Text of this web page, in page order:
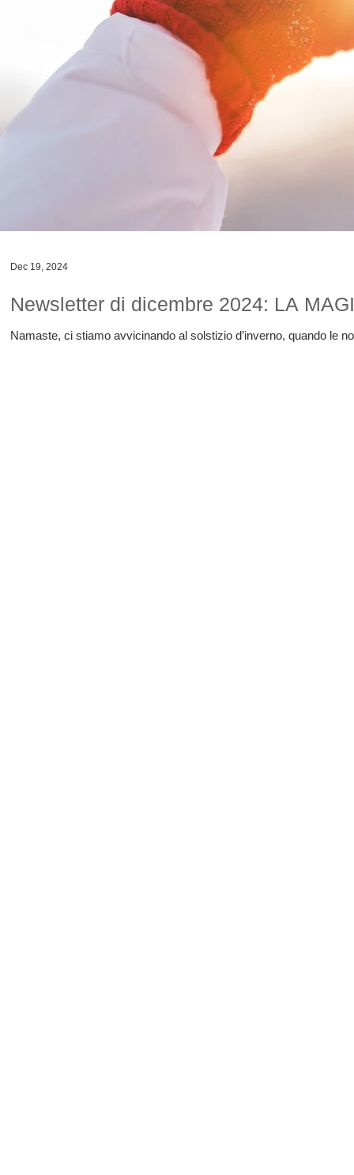
Newsletter di dicembre 2024: LA
Namaste, ci stiamo avvicinando al solstizio d’inverno, quando le
Dec 19, 2024